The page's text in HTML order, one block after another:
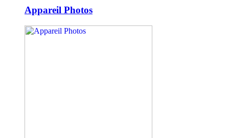
Appareil Photos